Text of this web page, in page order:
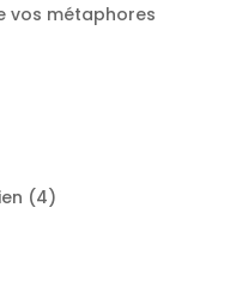
vos métaphores
44